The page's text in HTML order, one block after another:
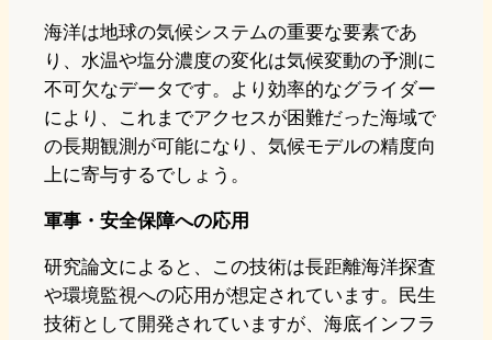
海洋は地球の気候システムの重要な要素であ
り、水温や塩分濃度の変化は気候変動の予測に
不可欠なデータです。より効率的なグライダー
により、これまでアクセスが困難だった海域で
の長期観測が可能になり、気候モデルの精度向
上に寄与するでしょう。
軍事・安全保障への応用
研究論文によると、この技術は長距離海洋探査
や環境監視への応用が想定されています。民生
技術として開発されていますが、海底インフラ